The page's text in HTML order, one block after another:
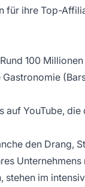
für ihre Top-
100 Millionen
auf YouTube, die
den Drang,
Unternehmens
stehen im